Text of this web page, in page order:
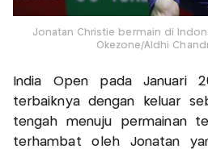
Jonatan Christie bermain di
Okezone/Aldhi
India Open pada Januari
terbaiknya dengan keluar
tengah menuju permainan
terhambat oleh Jonatan